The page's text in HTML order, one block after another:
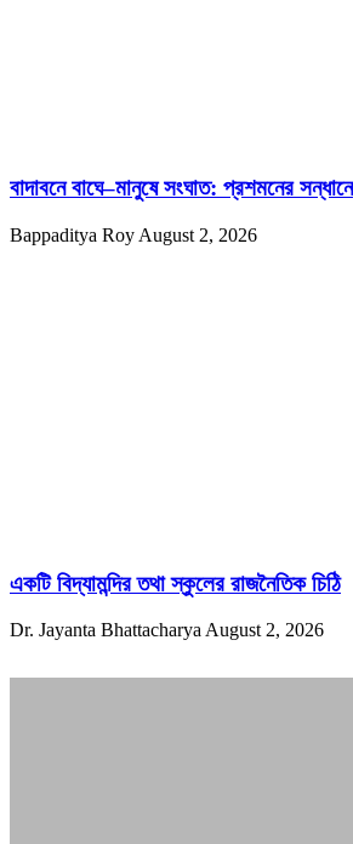
বাদাবনে বাঘে–মানুষে সংঘাত: প্রশমনের সন্ধানে
Bappaditya Roy August 2, 2026
একটি বিদ্যামন্দির তথা স্কুলের রাজনৈতিক চিঠি
Dr. Jayanta Bhattacharya August 2, 2026